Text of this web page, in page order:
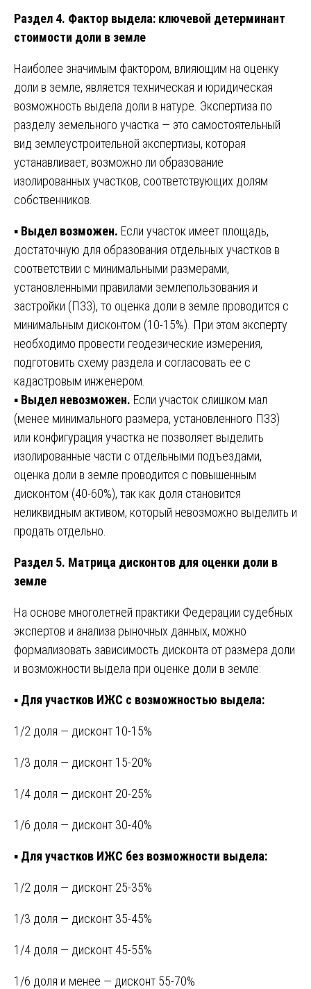
Раздел 4. Фактор выдела: ключевой детерминант
стоимости доли в земле
Наиболее значимым фактором, влияющим на оценку
доли в земле, является техническая и юридическая
возможность выдела доли в натуре. Экспертиза по
разделу земельного участка — это самостоятельный
вид землеустроительной экспертизы, которая
устанавливает, возможно ли образование
изолированных участков, соответствующих долям
собственников.
▪️ Выдел возможен. Если участок имеет площадь,
достаточную для образования отдельных участков в
соответствии с минимальными размерами,
установленными правилами землепользования и
застройки (ПЗЗ), то оценка доли в земле проводится с
минимальным дисконтом (10-15%). При этом эксперту
необходимо провести геодезические измерения,
подготовить схему раздела и согласовать ее с
кадастровым инженером.
▪️ Выдел невозможен. Если участок слишком мал
(менее минимального размера, установленного ПЗЗ)
или конфигурация участка не позволяет выделить
изолированные части с отдельными подъездами,
оценка доли в земле проводится с повышенным
дисконтом (40-60%), так как доля становится
неликвидным активом, который невозможно выделить и
продать отдельно.
Раздел 5. Матрица дисконтов для оценки доли в
земле
На основе многолетней практики Федерации судебных
экспертов и анализа рыночных данных, можно
формализовать зависимость дисконта от размера доли
и возможности выдела при оценке доли в земле:
▪️ Для участков ИЖС с возможностью выдела:
1/2 доля — дисконт 10-15%
1/3 доля — дисконт 15-20%
1/4 доля — дисконт 20-25%
1/6 доля — дисконт 30-40%
▪️ Для участков ИЖС без возможности выдела:
1/2 доля — дисконт 25-35%
1/3 доля — дисконт 35-45%
1/4 доля — дисконт 45-55%
1/6 доля и менее — дисконт 55-70%